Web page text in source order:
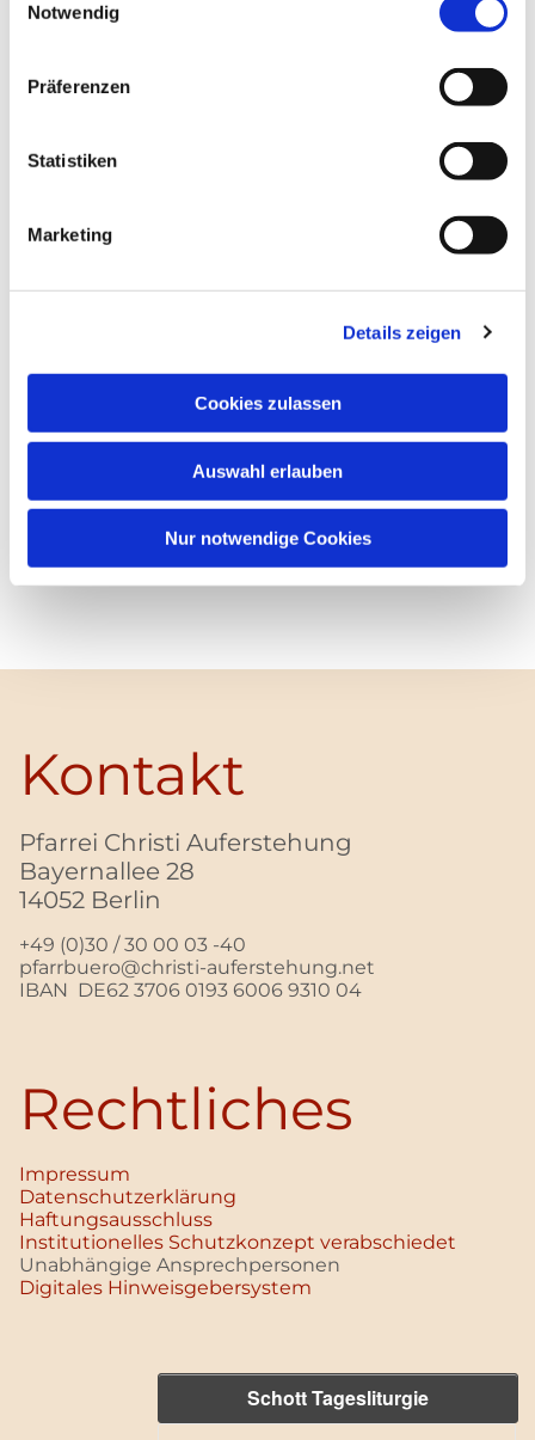
Notwendig
Präferenzen
Statistiken
Marketing
Details zeigen
Cookies zulassen
Auswahl erlauben
Nur notwendige Cookies
Kontakt
Pfarrei Christi Auferstehung
Bayernallee 28
14052 Berlin
+49 (0)30 / 30 00 03 -40
pfarrbuero@christi-auferstehung.net
IBAN DE62 3706 0193 6006 9310 04
Rechtliches
Impressum
Datenschutz­erklärung
Haftungsausschluss
Institutionelles Schutzkonzept verabschiedet
Unabhängige Ansprechpersonen
Digitales Hinweisgebersystem
Schott Tagesliturgie